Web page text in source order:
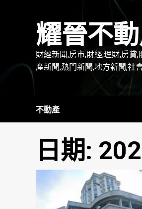
耀晉不
財經新聞,房市,財經,理財,房貸
產新聞,熱門新聞,地方新聞,社
不動產
日期: